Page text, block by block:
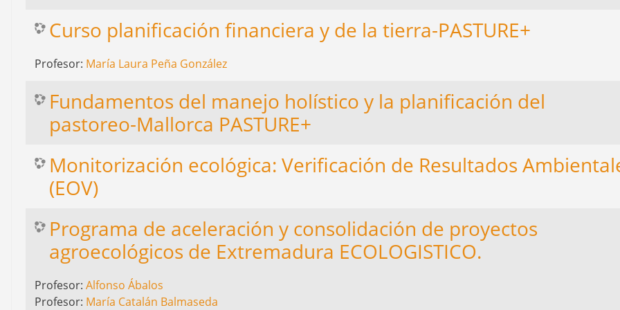
Curso planificación financiera y de la tierra-PASTURE+
Profesor: María Laura Peña González
Fundamentos del manejo holístico y la planificación del
pastoreo-Mallorca PASTURE+
Monitorización ecológica: Verificación de Resultados
(EOV)
Programa de aceleración y consolidación de proyectos
agroecológicos de Extremadura ECOLOGISTICO.
Profesor: Alfonso Ábalos
Profesor: María Catalán Balmaseda